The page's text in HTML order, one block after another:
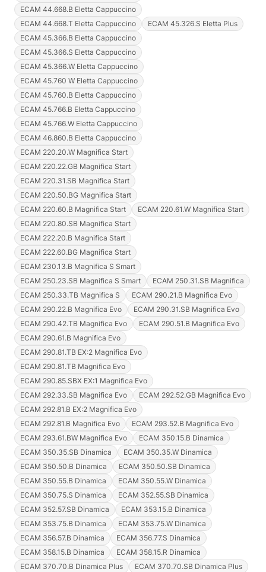
ECAM 44.668.B Eletta Cappuccino
ECAM 44.668.T Eletta Cappuccino
ECAM 45.326.S Eletta Plus
ECAM 45.366.B Eletta Cappuccino
ECAM 45.366.S Eletta Cappuccino
ECAM 45.366.W Eletta Cappuccino
ECAM 45.760 W Eletta Cappuccino
ECAM 45.760.B Eletta Cappuccino
ECAM 45.766.B Eletta Cappuccino
ECAM 45.766.W Eletta Cappuccino
ECAM 46.860.B Eletta Cappuccino
ECAM 220.20.W Magnifica Start
ECAM 220.22.GB Magnifica Start
ECAM 220.31.SB Magnifica Start
ECAM 220.50.BG Magnifica Start
ECAM 220.60.B Magnifica Start
ECAM 220.61.W Magnifica Start
ECAM 220.80.SB Magnifica Start
ECAM 222.20.B Magnifica Start
ECAM 222.60.BG Magnifica Start
ECAM 230.13.B Magnifica S Smart
ECAM 250.23.SB Magnifica S Smart
ECAM 250.31.SB Magnifica
ECAM 250.33.TB Magnifica S
ECAM 290.21.B Magnifica Evo
ECAM 290.22.B Magnifica Evo
ECAM 290.31.SB Magnifica Evo
ECAM 290.42.TB Magnifica Evo
ECAM 290.51.B Magnifica Evo
ECAM 290.61.B Magnifica Evo
ECAM 290.81.TB EX:2 Magnifica Evo
ECAM 290.81.TB Magnifica Evo
ECAM 290.85.SBX EX:1 Magnifica Evo
ECAM 292.33.SB Magnifica Evo
ECAM 292.52.GB Magnifica Evo
ECAM 292.81.B EX:2 Magnifica Evo
ECAM 292.81.B Magnifica Evo
ECAM 293.52.B Magnifica Evo
ECAM 293.61.BW Magnifica Evo
ECAM 350.15.B Dinamica
ECAM 350.35.SB Dinamica
ECAM 350.35.W Dinamica
ECAM 350.50.B Dinamica
ECAM 350.50.SB Dinamica
ECAM 350.55.B Dinamica
ECAM 350.55.W Dinamica
ECAM 350.75.S Dinamica
ECAM 352.55.SB Dinamica
ECAM 352.57.SB Dinamica
ECAM 353.15.B Dinamica
ECAM 353.75.B Dinamica
ECAM 353.75.W Dinamica
ECAM 356.57.B Dinamica
ECAM 356.77.S Dinamica
ECAM 358.15.B Dinamica
ECAM 358.15.R Dinamica
ECAM 370.70.B Dinamica Plus
ECAM 370.70.SB Dinamica Plus